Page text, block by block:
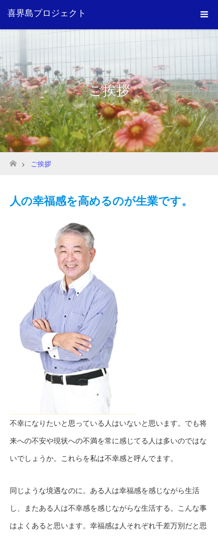
喜界島プロジェクト
ご挨拶
ホーム
ご挨拶
人の幸福感を高めるのが生業です。
不幸になりたいと思っている人はいないと思います。でも将
来への不安や現状への不満を常に感じてる人は多いのではな
いでしょうか。これらを私は不幸感と呼んでます。
同じような境遇なのに。ある人は幸福感を感じながら生活
し、またある人は不幸感を感じながらな生活する。こんな事
はよくあると思います。幸福感は人それぞれ千差万別だと思